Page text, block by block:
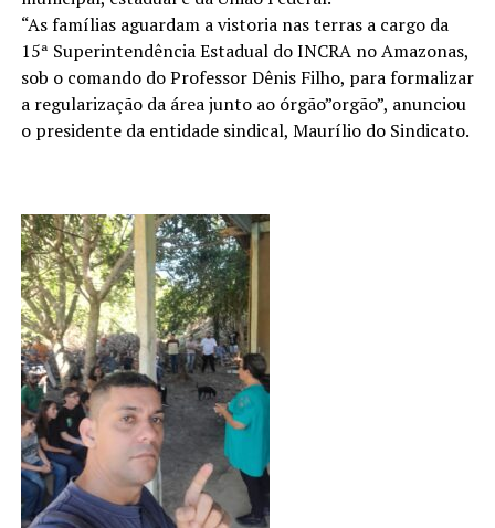
“As famílias aguardam a vistoria nas terras a cargo da
15ª Superintendência Estadual do INCRA no Amazonas,
sob o comando do Professor Dênis Filho, para formalizar
a regularização da área junto ao órgão”orgão”, anunciou
o presidente da entidade sindical, Maurílio do Sindicato.